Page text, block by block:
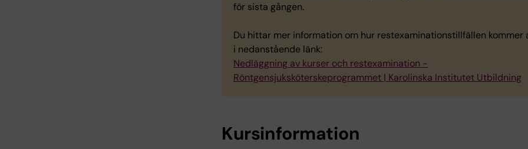
för sista gången.
Du hittar mer information om hur restexaminationstillfällen kommer
i nedanstående länk:
Nedläggning av kurser och restexamination -
Röntgensjuksköterskeprogrammet | Karolinska Institutet Utbildning
Kursinformation